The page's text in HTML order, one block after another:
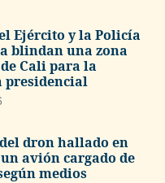
Ejército y la Policía
blindan una zona
Cali para la
presidencial
dron hallado en
avión cargado de
medios